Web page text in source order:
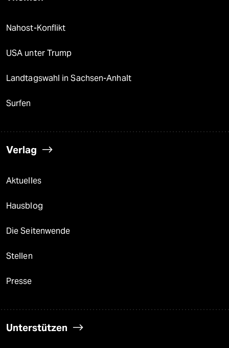
Nahost-Konflikt
USA unter Trump
Landtagswahl in Sachsen-Anhalt
Surfen
Verlag
Aktuelles
Hausblog
Die Seitenwende
Stellen
Presse
Unterstützen